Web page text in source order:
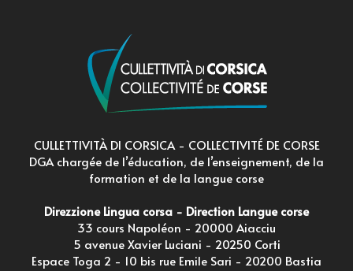
CULLETTIVITÀ DI CORSICA - COLLECTIVITÉ DE CORSE
DGA chargée de l’éducation, de l’enseignement, de la
formation et de la langue corse
Direzzione Lingua corsa - Direction Langue corse
33 cours Napoléon - 20000 Aiacciu
5 avenue Xavier Luciani - 20250 Corti
Espace Toga 2 - 10 bis rue Emile Sari - 20200 Bastia